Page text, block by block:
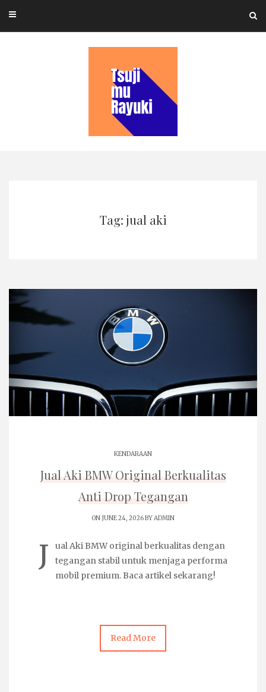
content
Tag: jual aki
KENDARAAN
Jual Aki BMW Original Berkualitas
Anti Drop Tegangan
ON JUNE 24, 2026 BYADMIN
J ual Aki BMWoriginal berkualitas dengan
tegangan stabil untuk menjaga performa
mobil premium. Baca artikel sekarang!
Read More